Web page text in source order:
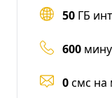
50 ГБ
600
0смс на